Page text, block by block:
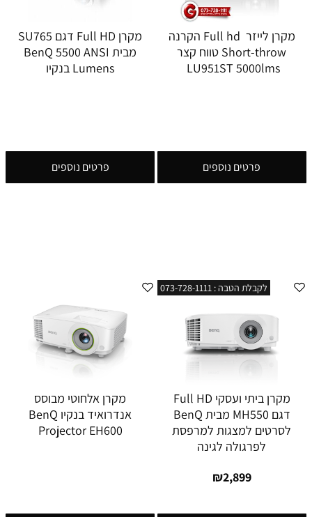
מקרן לייזר Full hd הקרנה
Short-throw טווח קצר
LU951ST 5000lms
פרטים נוספים
מקרן Full HD דגם SU765
מבית BenQ 5500 ANSI
Lumens בנקיו
פרטים נוספים
לקבלת הטבה : 073-728-1111
מקרן ביתי ועסקי Full HD
דגם MH550 מבית BenQ
לסרטים למצגות למרפסת
לפרגולה לגינה
₪2,899
מקרן אלחוטי מבוסס
אנדרואיד בנקיו BenQ
Projector EH600